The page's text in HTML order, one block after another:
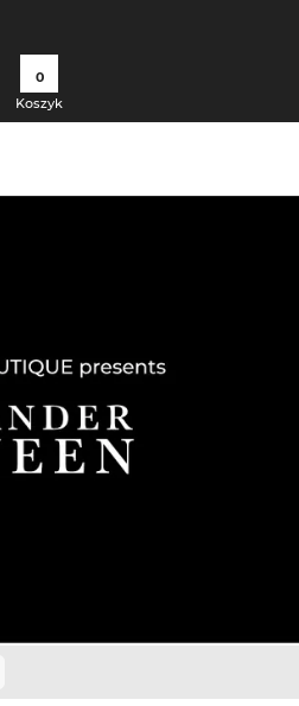
0
Koszyk